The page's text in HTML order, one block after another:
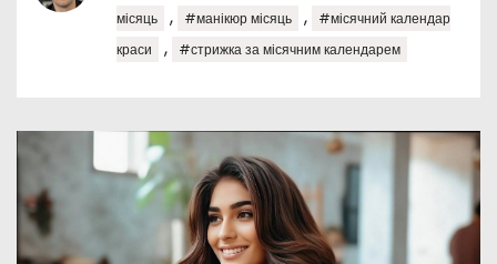
місяць
, #манікюр місяць ,
#місячний календар
краси
, #стрижка за місячним календарем